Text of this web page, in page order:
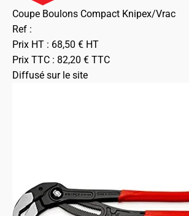
Coupe Boulons Compact Knipex/Vrac
Ref :
Prix HT : 68,50 € HT
Prix TTC : 82,20 € TTC
Diffusé sur le site